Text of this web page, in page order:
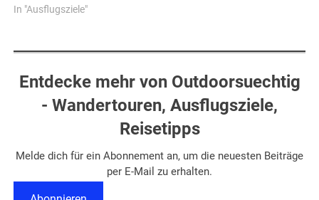
In "Ausflugsziele"
Entdecke mehr von Outdoorsuechtig
- Wandertouren, Ausflugsziele,
Reisetipps
Melde dich für ein Abonnement an, um die neuesten Beiträge
per E-Mail zu erhalten.